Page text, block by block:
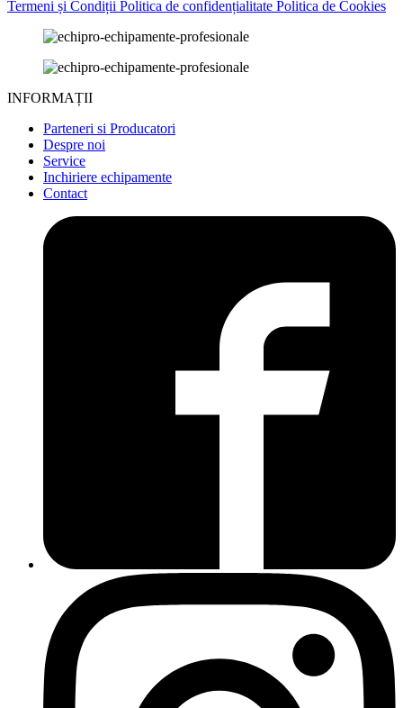
Termeni și Condiții Politica de confidențialitate Politica de Cookies
INFORMAȚII
Parteneri si Producatori
Despre noi
Service
Inchiriere echipamente
Contact